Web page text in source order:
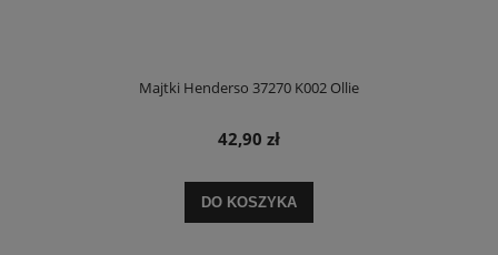
Majtki Henderso 37270 K002 Ollie
42,90 zł
DO KOSZYKA